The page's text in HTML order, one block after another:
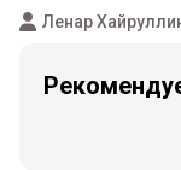
Ленар